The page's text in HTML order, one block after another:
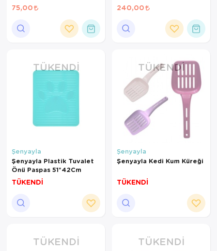
75,00 240,00
TÜKENDI
Şenyayla
Şenyayla Plastik Tuvalet
Önü Paspas 51*42Cm
TÜKENDİ
TÜKENDI
Şenyayla
Şenyayla Kedi Kum Küreği
TÜKENDİ
TÜKENDI TÜKENDI